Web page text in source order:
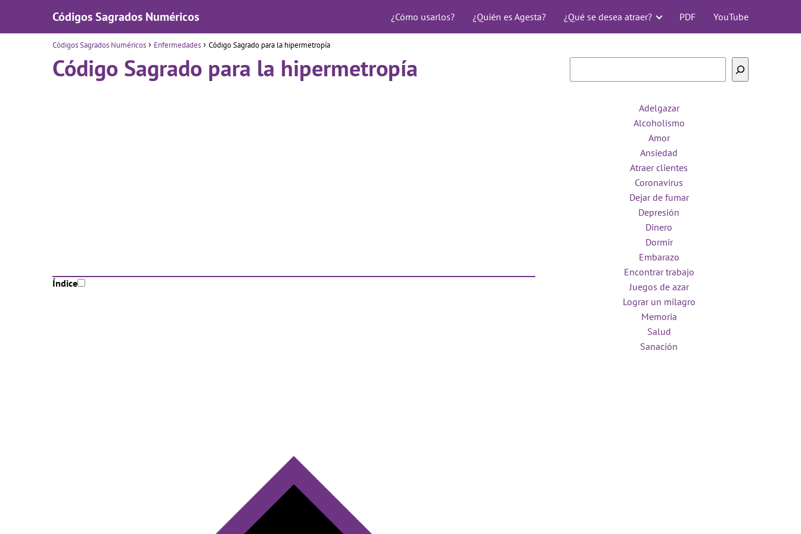
Códigos Sagrados Numéricos ¿Cómo usarlos? ¿Quién es Agesta? ¿Qué se desea atraer? PDF YouTube
Códigos Sagrados Numéricos Enfermedades Código Sagrado para la hipermetropía
Código Sagrado para la hipermetropía
Índice
Adelgazar
Alcoholismo
Amor
Ansiedad
Atraer clientes
Coronavirus
Dejar de fumar
Depresión
Dinero
Dormir
Embarazo
Encontrar trabajo
Juegos de azar
Lograr un milagro
Memoria
Salud
Sanación